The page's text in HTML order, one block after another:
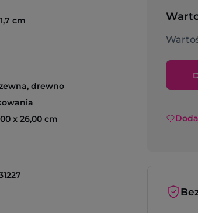
cm
drewno
x 26,00 cm